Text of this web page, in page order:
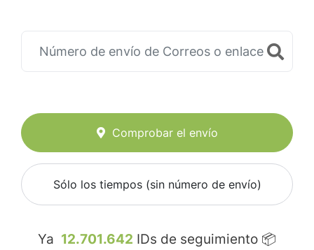
Comprobar el envío
Sólo los tiempos (sin número de envío)
Ya 12.701.642 IDs de seguimiento 📦